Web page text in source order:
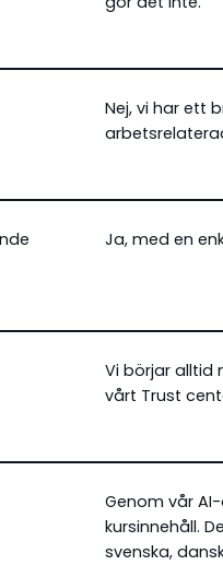
Nej, vi har ett
Ja, med en
Vi börjar alltid
vårt Trust
Genom vår
kursinnehåll.
svenska,